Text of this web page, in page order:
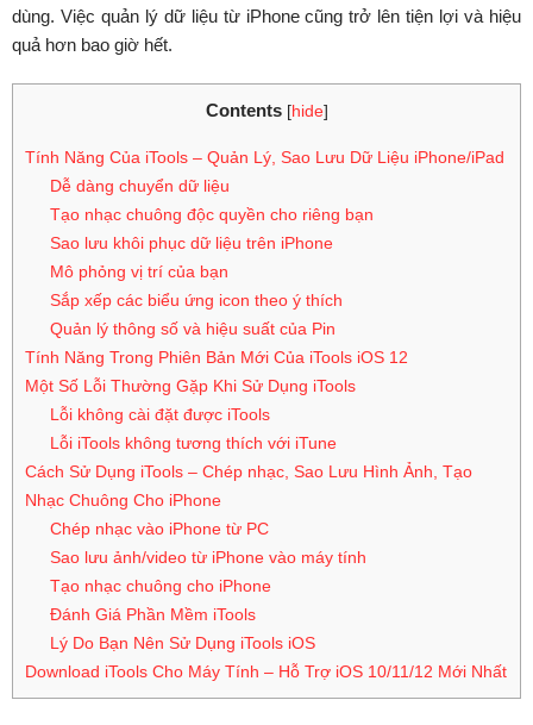
dùng. Việc quản lý dữ liệu từ iPhone cũng trở lên tiện lợi và hiệu
quả hơn bao giờ hết.
Contents [hide]
Tính Năng Của iTools – Quản Lý, Sao Lưu Dữ Liệu iPhone/iPad
Dễ dàng chuyển dữ liệu
Tạo nhạc chuông độc quyền cho riêng bạn
Sao lưu khôi phục dữ liệu trên iPhone
Mô phỏng vị trí của bạn
Sắp xếp các biểu ứng icon theo ý thích
Quản lý thông số và hiệu suất của Pin
Tính Năng Trong Phiên Bản Mới Của iTools iOS 12
Một Số Lỗi Thường Gặp Khi Sử Dụng iTools
Lỗi không cài đặt được iTools
Lỗi iTools không tương thích với iTune
Cách Sử Dụng iTools – Chép nhạc, Sao Lưu Hình Ảnh, Tạo
Nhạc Chuông Cho iPhone
Chép nhạc vào iPhone từ PC
Sao lưu ảnh/video từ iPhone vào máy tính
Tạo nhạc chuông cho iPhone
Đánh Giá Phần Mềm iTools
Lý Do Bạn Nên Sử Dụng iTools iOS
Download iTools Cho Máy Tính – Hỗ Trợ iOS 10/11/12 Mới Nhất